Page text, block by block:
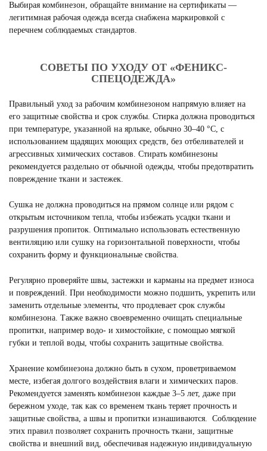
Выбирая комбинезон, обращайте внимание на сертификаты —
легитимная рабочая одежда всегда снабжена маркировкой с
перечнем соблюдаемых стандартов.
СОВЕТЫ ПО УХОДУ ОТ «ФЕНИКС-
СПЕЦОДЕЖДА»
Правильный уход за рабочим комбинезоном напрямую влияет на
его защитные свойства и срок службы. Стирка должна проводиться
при температуре, указанной на ярлыке, обычно 30–40 °C, с
использованием щадящих моющих средств, без отбеливателей и
агрессивных химических составов. Стирать комбинезоны
рекомендуется раздельно от обычной одежды, чтобы предотвратить
повреждение ткани и застежек.
Сушка не должна проводиться на прямом солнце или рядом с
открытым источником тепла, чтобы избежать усадки ткани и
разрушения пропиток. Оптимально использовать естественную
вентиляцию или сушку на горизонтальной поверхности, чтобы
сохранить форму и функциональные свойства.
Регулярно проверяйте швы, застежки и карманы на предмет износа
и повреждений. При необходимости можно подшить, укрепить или
заменить отдельные элементы, что продлевает срок службы
комбинезона. Также важно своевременно очищать специальные
пропитки, например водо- и химостойкие, с помощью мягкой
губки и теплой воды, чтобы сохранить защитные свойства.
Хранение комбинезона должно быть в сухом, проветриваемом
месте, избегая долгого воздействия влаги и химических паров.
Рекомендуется заменять комбинезон каждые 3–5 лет, даже при
бережном уходе, так как со временем ткань теряет прочность и
защитные свойства, а швы и пропитки изнашиваются. Соблюдение
этих правил позволяет сохранить прочность ткани, защитные
свойства и внешний вид, обеспечивая надежную индивидуальную